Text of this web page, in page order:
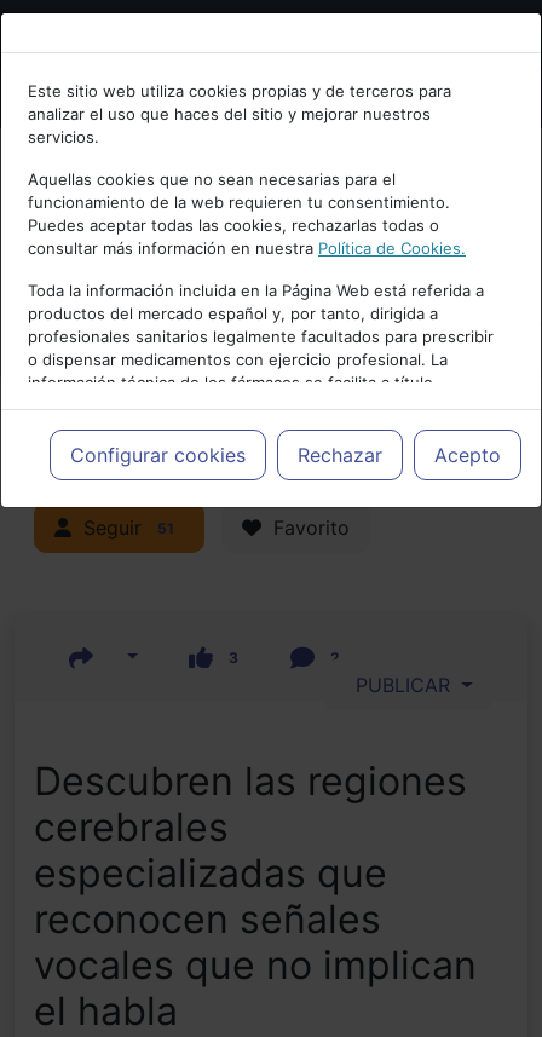
Bienvenid@ a psiquiatria.com
Escribe tu Email
Accede o regístrate con tu email.
Cancelar
Este sitio web utiliza cookies propias y de terceros para
analizar el uso que haces del sitio y mejorar nuestros
servicios.
Aquellas cookies que no sean necesarias para el
funcionamiento de la web requieren tu consentimiento.
Puedes aceptar todas las cookies, rechazarlas todas o
consultar más información en nuestra Política de Cookies.
Toda la información incluida en la Página Web está referida a
productos del mercado español y, por tanto, dirigida a
profesionales sanitarios legalmente facultados para prescribir
o dispensar medicamentos con ejercicio profesional. La
información técnica de los fármacos se facilita a título
meramente informativo, siendo responsabilidad de los
profesionales facultados prescribir medicamentos y decidir, en
cada caso concreto, el tratamiento más adecuado a las
necesidades del paciente.
Configurar cookies Rechazar Acepto
Actualidad y Artículos|
Neuropsiquiatría y Neurología
Seguir 51 Favorito
3 2
PUBLICAR
Descubren las regiones
cerebrales
especializadas que
reconocen señales
vocales que no implican
el habla